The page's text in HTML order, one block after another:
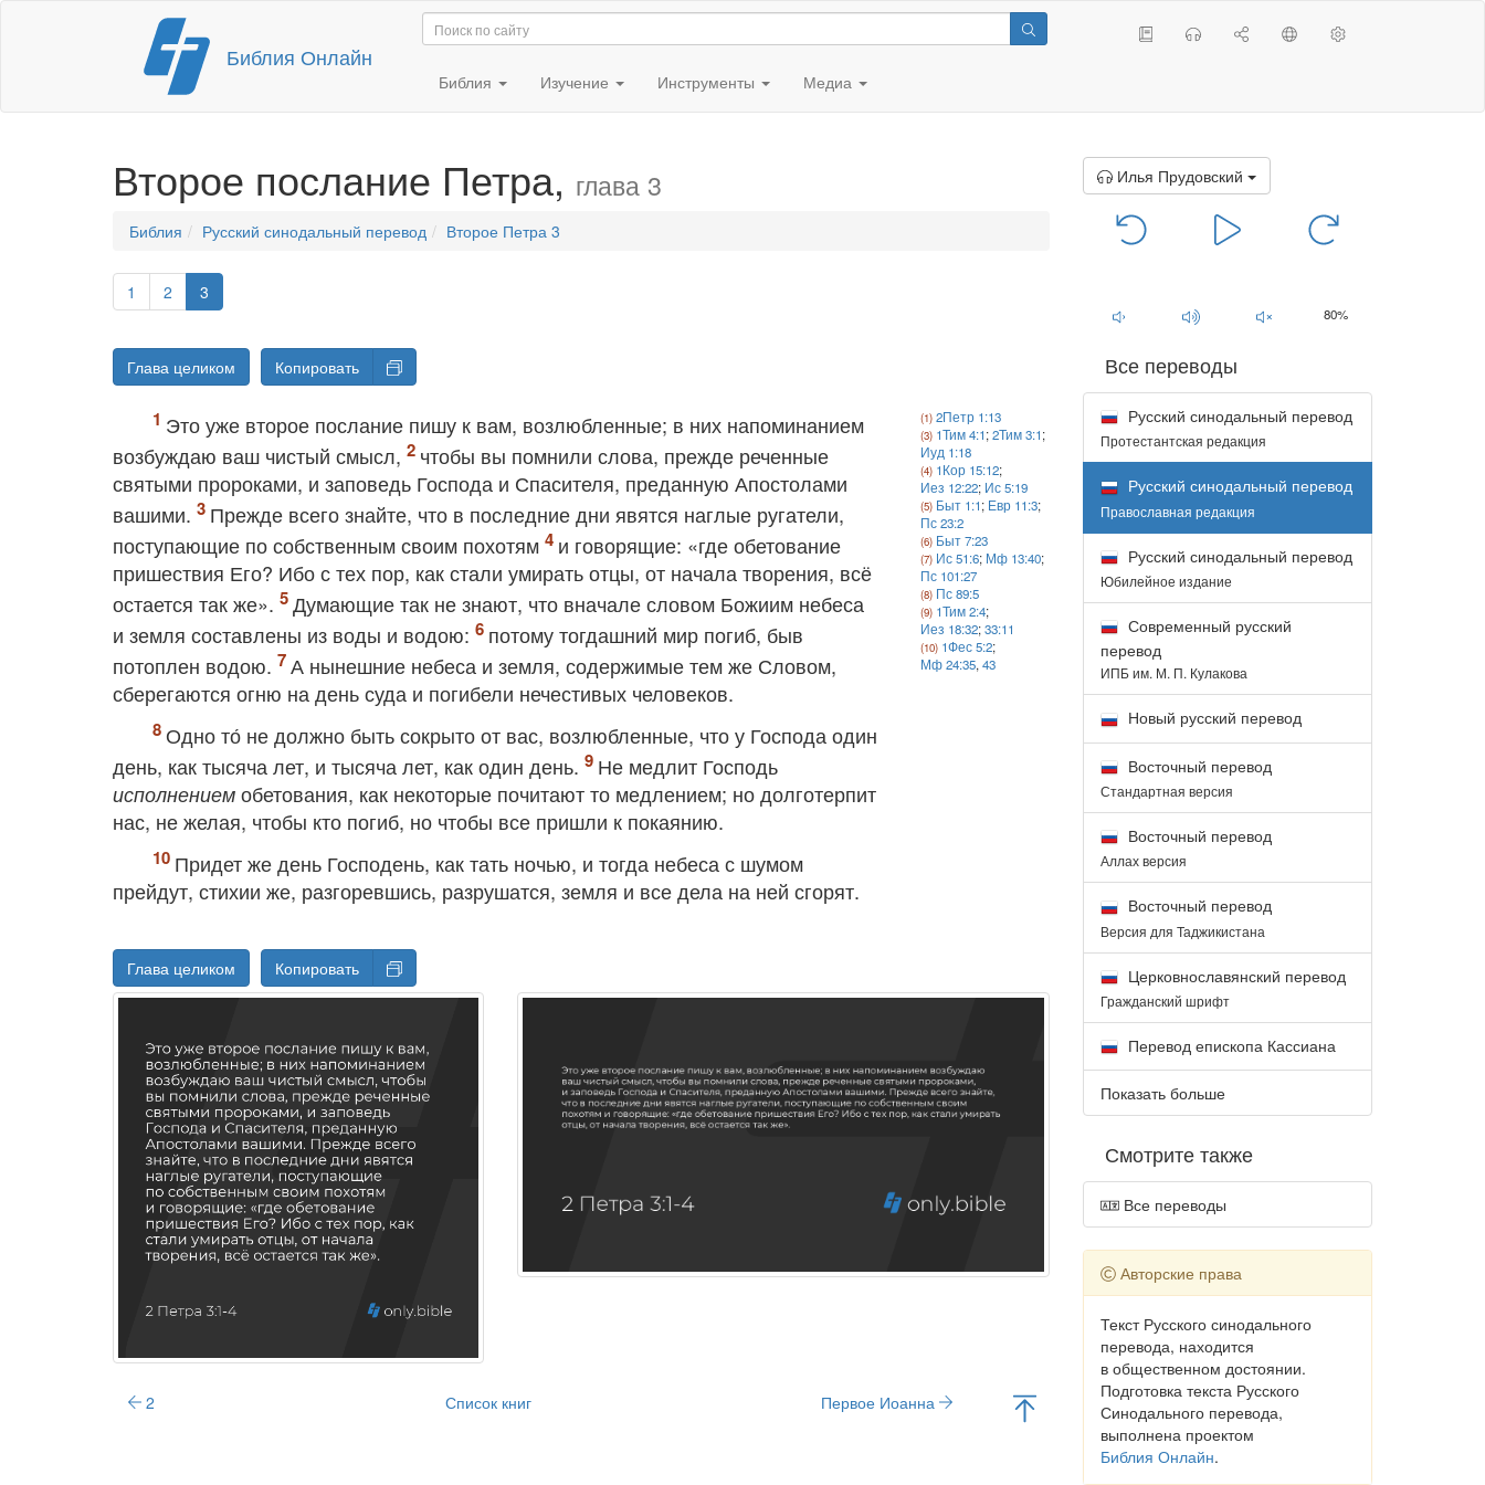
Перейти
содержимому
Библия Онлайн
Библия Изучение Инструменты Медиа
Второе послание Петра, глава 3
Библия Русский синодальный перевод Второе Петра 3
1 2 3
Глава целиком Копировать
Это уже второе послание пишу к вам, возлюбленные; в них напоминанием
возбуждаю ваш чистый смысл,
чтобы вы помнили слова, прежде реченные
святыми пророками, и заповедь Господа и Спасителя, преданную Апостолами
вашими.
Прежде всего знайте, что в последние дни явятся наглые ругатели,
поступающие по собственным своим похотям
и говорящие: «где обетование
пришествия Его? Ибо с тех пор, как стали умирать отцы, от начала творения, всё
остается так же».
Думающие так не знают, что вначале словом Божиим небеса
и земля составлены из воды и водою:
потому тогдашний мир погиб, быв
потоплен водою.
А нынешние небеса и земля, содержимые тем же Словом,
сберегаются огню на день суда и погибели нечестивых человеков.
Одно то́ не должно быть сокрыто от вас, возлюбленные, что у Господа один
день, как тысяча лет, и тысяча лет, как один день.
Не медлит Господь
исполнением обетования, как некоторые почитают то медлением; но долготерпит
нас, не желая, чтобы кто погиб, но чтобы все пришли к покаянию.
Придет же день Господень, как тать ночью, и тогда небеса с шумом
прейдут, стихии же, разгоревшись, разрушатся, земля и все дела на ней сгорят.
2Петр 1:13
1Тим 4:1;2Тим 3:1;
Иуд 1:18
1Кор 15:12;
Иез 12:22; Ис 5:19
Быт 1:1; Евр 11:3;
Пс 23:2
Быт 7:23
Ис 51:6; Мф 13:40;
Пс 101:27
Пс 89:5
1Тим 2:4;
Иез 18:32;33:11
1Фес 5:2;
Мф 24:35,43
Глава целиком Копировать
2 Список книг Первое Иоанна
Илья Прудовский
80%
Все переводы
Русский синодальный перевод
Протестантская редакция
Русский синодальный перевод
Православная редакция
Русский синодальный перевод
Юбилейное издание
Современный русский
перевод
ИПБ им. М. П. Кулакова
Новый русский перевод
Восточный перевод
Стандартная версия
Восточный перевод
Аллах версия
Восточный перевод
Версия для Таджикистана
Церковнославянский перевод
Гражданский шрифт
Перевод епископа Кассиана
Показать больше
Смотрите также
Все переводы
Авторские права
Текст Русского синодального
перевода, находится
в общественном достоянии.
Подготовка текста Русского
Синодального перевода,
выполнена проектом
Библия Онлайн.